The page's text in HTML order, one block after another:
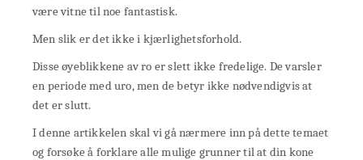
være vitne til noe fantastisk.
Men slik er det ikke i kjærlighetsforhold.
Disse øyeblikkene av ro er slett ikke fredelige. De varsler
en periode med uro, men de betyr ikke nødvendigvis at
det er slutt.
I denne artikkelen skal vi gå nærmere inn på dette temaet
og forsøke å forklare alle mulige grunner til at din kone